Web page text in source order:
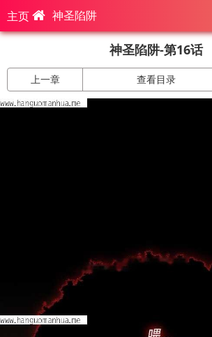
主页 神圣陷阱
神圣陷阱-第16话
上一章 查看目录